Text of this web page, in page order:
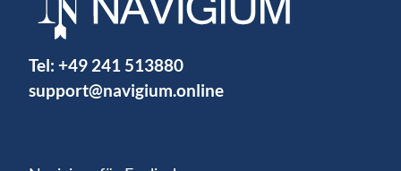
Tel: +49 241 513880
support@navigium.online